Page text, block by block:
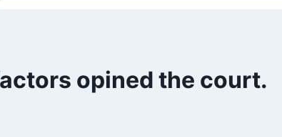
opined the court.